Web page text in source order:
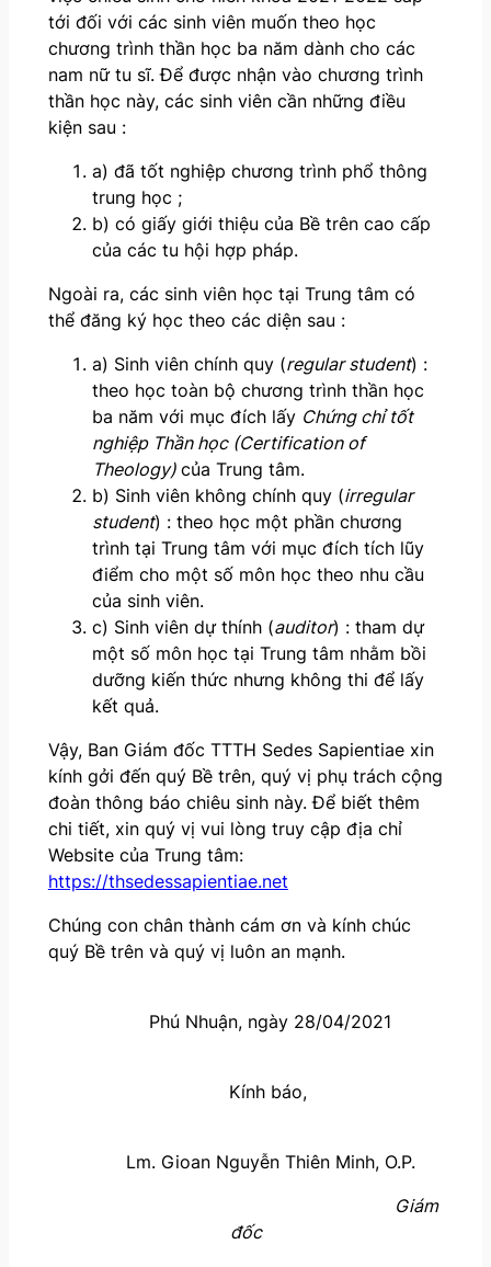
tới đối với các sinh viên muốn theo học
chương trình thần học ba năm dành cho các
nam nữ tu sĩ. Để được nhận vào chương trình
thần học này, các sinh viên cần những điều
kiện sau :
a) đã tốt nghiệp chương trình phổ thông
trung học ;
b) có giấy giới thiệu của Bề trên cao cấp
của các tu hội hợp pháp.
Ngoài ra, các sinh viên học tại Trung tâm có
thể đăng ký học theo các diện sau :
a) Sinh viên chính quy (regular student) :
theo học toàn bộ chương trình thần học
ba năm với mục đích lấy Chứng chỉtốt
nghiệp Thần học (Certification of
Theology) của Trung tâm.
b) Sinh viên không chính quy (irregular
student) : theo học một phần chương
trình tại Trung tâm với mục đích tích lũy
điểm cho một số môn học theo nhu cầu
của sinh viên.
c) Sinh viên dự thính (auditor) : tham dự
một số môn học tại Trung tâm nhằm bồi
dưỡng kiến thức nhưng không thi để lấy
kết quả.
Vậy, Ban Giám đốc TTTH Sedes Sapientiae xin
kính gởi đến quý Bề trên, quý vị phụ trách cộng
đoàn thông báo chiêu sinh này. Để biết thêm
chi tiết, xin quý vị vui lòng truy cập địa chỉ
Website của Trung tâm:
https://thsedessapientiae.net
Chúng con chân thành cám ơn và kính chúc
quý Bề trên và quý vị luôn an mạnh.
Phú Nhuận, ngày 28/04/2021
Kính báo,
Lm. Gioan Nguyễn Thiên Minh, O.P.
Giám
đốc